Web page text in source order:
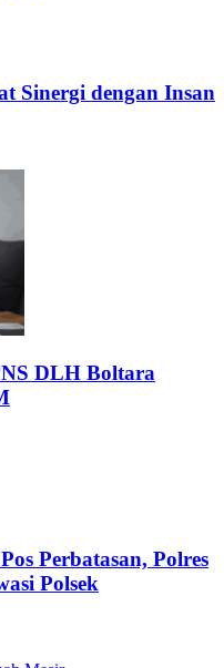
Sinergi dengan Insan
DLH Boltara
Perbatasan, Polres
Polsek